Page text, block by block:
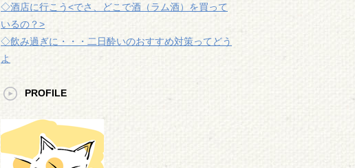
◇酒店に行こう<でさ、どこで酒（ラム酒）を買って
いるの？>
◇飲み過ぎに・・・二日酔いのおすすめ対策ってどう
よ
PROFILE